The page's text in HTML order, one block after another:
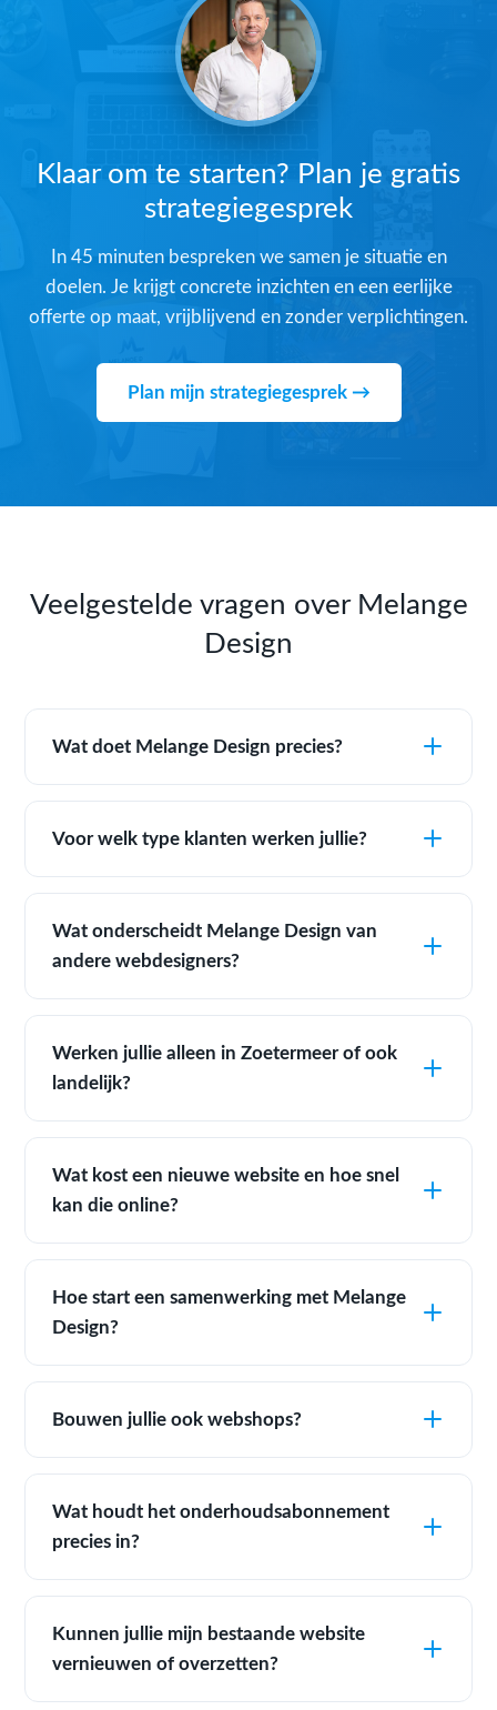
Klaar om te starten? Plan je gratis
strategiegesprek
In 45 minuten bespreken we samen je situatie en
doelen. Je krijgt concrete inzichten en een eerlijke
offerte op maat, vrijblijvend en zonder verplichtingen.
Plan mijn strategiegesprek →
Veelgestelde vragen over Melange
Design
Wat doet Melange Design precies?
Voor welk type klanten werken jullie?
Wat onderscheidt Melange Design van
andere webdesigners?
Werken jullie alleen in Zoetermeer of ook
landelijk?
Wat kost een nieuwe website en hoe snel
kan die online?
Hoe start een samenwerking met Melange
Design?
Bouwen jullie ook webshops?
Wat houdt het onderhoudsabonnement
precies in?
Kunnen jullie mijn bestaande website
vernieuwen of overzetten?